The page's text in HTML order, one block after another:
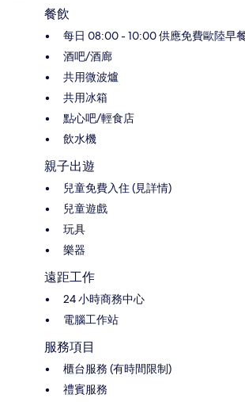
餐飲
每日 08:00 - 10:00 供應免費歐陸早
酒吧/酒廊
共用微波爐
共用冰箱
點心吧/輕食店
飲水機
親子出遊
兒童免費入住 (見詳情)
兒童遊戲
玩具
樂器
遠距工作
24 小時商務中心
電腦工作站
服務項目
櫃台服務 (有時間限制)
禮賓服務